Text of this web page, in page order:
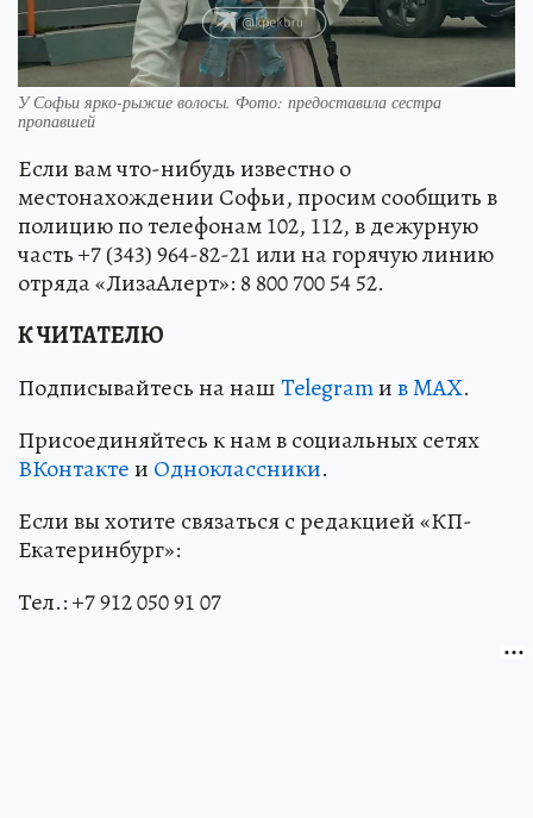
У Софьи ярко-рыжие волосы. Фото: предоставила сестра
пропавшей
Если вам что-нибудь известно о
местонахождении Софьи, просим сообщить в
полицию по телефонам 102, 112, в дежурную
часть +7 (343) 964-82-21 или на горячую линию
отряда «ЛизаАлерт»: 8 800 700 54 52.
К ЧИТАТЕЛЮ
Подписывайтесь на нашTelegramив MAX.
Присоединяйтесь к нам в социальных сетях
ВКонтактеи Одноклассники.
Если вы хотите связаться с редакцией «КП-
Екатеринбург»:
Тел.: +7 912 050 91 07